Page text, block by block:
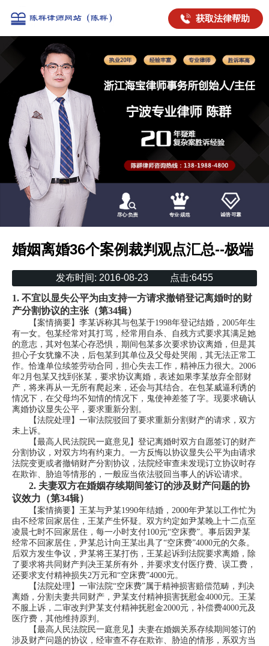
获取法律帮助
婚姻离婚36个案例裁判观点汇总--极端
发布时间: 2016-08-23 点击:6455
1. 不宜以显失公平为由支持一方请求撤销登记离婚时的财
产分割协议的主张（第34辑）
【案情摘要】李某诉称其与包某于1998年登记结婚，2005年生
有一女。包某经常对其打骂，经常用自杀、自残方式要求其满足她
的意志，其对包某心存恐惧，期间包某多次要求协议离婚，但是其
担心子女犹豫不决，后包某到其单位及父母处哭闹，其无法正常工
作。恰逢单位续签劳动合同，担心失去工作，精神压力很大。2006
年2月包某又找到张某，要求协议离婚，表述如果李某放弃全部财
产，将来再从一无所有爬起来，还会与其结合。在包某威逼利诱的
情况下，在父母均不知情的情况下，鬼使神差签了字。现要求确认
离婚协议显失公平，要求重新分割。
【法院处理】一审法院驳回了要求重新分割财产的请求，双方
未上诉。
【最高人民法院民一庭意见】登记离婚时双方自愿签订的财产
分割协议，对双方均有约束力。一方反悔以协议显失公平为由请求
法院变更或者撤销财产分割协议，法院经审查未发现订立协议时存
在欺诈、胁迫等情形的，一般应当依法驳回当事人的诉讼请求。
2. 夫妻双方在婚姻存续期间签订的涉及财产问题的协
议效力（第34辑）
【案情摘要】王某与尹某1990年结婚，2000年尹某以工作忙为
由不经常回家居住，王某产生怀疑。双方约定如尹某晚上十二点至
凌晨七时不回家居住，每一小时支付100元“空床费”。事后因尹某
经常不回家居住，尹某总计向王某出具了“空床费”4000元的欠条。
后双方发生争议，尹某将王某打伤，王某起诉到法院要求离婚，除
了要求将共同财产判决王某所有外，并要求支付医疗费、误工费，
还要求支付精神损失2万元和“空床费”4000元。
【法院处理】一审法院“空床费”属于精神损害赔偿范畴，判决
离婚，分割夫妻共同财产，尹某支付精神损害抚慰金4000元。王某
不服上诉，二审改判尹某支付精神抚慰金2000元，补偿费4000元及
医疗费，其他维持原判。
【最高人民法院民一庭意见】夫妻在婚姻关系存续期间签订的
涉及财产问题的协议，经审查不存在欺诈、胁迫的情形，系双方当